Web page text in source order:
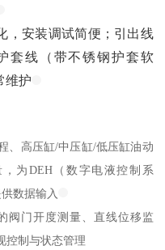
，安装调试简便；引出线
套线（带不锈钢护套软
维护
、高压缸/中压缸/低压缸油动
为DEH（数字电液控制系
数据输入
阀门开度测量、直线位移监
控制与状态管理